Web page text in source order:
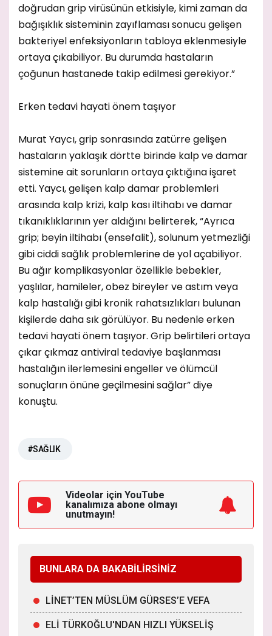
doğrudan grip virüsünün etkisiyle, kimi zaman da
bağışıklık sisteminin zayıflaması sonucu gelişen
bakteriyel enfeksiyonların tabloya eklenmesiyle
ortaya çıkabiliyor. Bu durumda hastaların
çoğunun hastanede takip edilmesi gerekiyor.”
Erken tedavi hayati önem taşıyor
Murat Yaycı, grip sonrasında zatürre gelişen
hastaların yaklaşık dörtte birinde kalp ve damar
sistemine ait sorunların ortaya çıktığına işaret
etti. Yaycı, gelişen kalp damar problemleri
arasında kalp krizi, kalp kası iltihabı ve damar
tıkanıklıklarının yer aldığını belirterek, “Ayrıca
grip; beyin iltihabı (ensefalit), solunum yetmezliği
gibi ciddi sağlık problemlerine de yol açabiliyor.
Bu ağır komplikasyonlar özellikle bebekler,
yaşlılar, hamileler, obez bireyler ve astım veya
kalp hastalığı gibi kronik rahatsızlıkları bulunan
kişilerde daha sık görülüyor. Bu nedenle erken
tedavi hayati önem taşıyor. Grip belirtileri ortaya
çıkar çıkmaz antiviral tedaviye başlanması
hastalığın ilerlemesini engeller ve ölümcül
sonuçların önüne geçilmesini sağlar” diye
konuştu.
#SAĞLIK
Videolar için YouTube
kanalımıza abone olmayı
unutmayın!
BUNLARA DA BAKABİLİRSİNİZ
LİNET’TEN MÜSLÜM GÜRSES’E VEFA
ELİ TÜRKOĞLU'NDAN HIZLI YÜKSELİŞ